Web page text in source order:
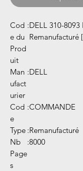
Cod
e du
Prod
uit
:DELL 310-8093
Man
ufact
urier
:DELL
Cod
e
:COMMANDE
Type :Remanufacturé
Nb
Page
s
:8000